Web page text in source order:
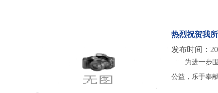
热烈祝贺我
发布时间：
为进一步
公益，乐于奉